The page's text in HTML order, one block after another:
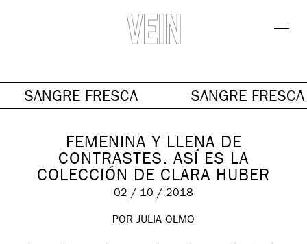
SANGRE FRESCA SANGRE
FEMENINA Y LLENA DE
CONTRASTES. ASÍ ES LA
COLECCIÓN DE CLARA HUBER
02 / 10 / 2018
POR JULIA OLMO